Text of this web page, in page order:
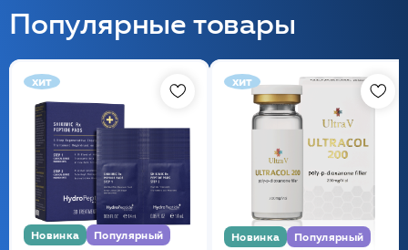
Популярные товары
хит
Новинка Популярный
хит
Новинка Популярный